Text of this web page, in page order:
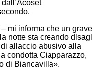
mi informa che un grave
notte sta creando disagi
allaccio abusivo alla
condotta Ciapparazzo,
di Biancavilla».